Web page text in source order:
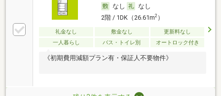
なし
なし
2階 / 1DK（26.61m2）
礼金なし 敷金なし
更新料なし
一人暮らし
バス・トイレ別 オートロック付き
《初期費用減額プラン有・保証人不要物件》